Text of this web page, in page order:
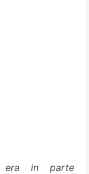
era in parte